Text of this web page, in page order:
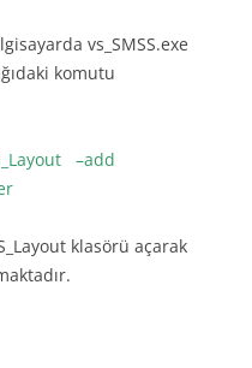
vs_SMSS.exe
komutu
–add
klasörü açarak